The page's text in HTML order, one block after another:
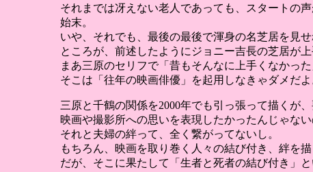
それまでは冴えない老人であっても、スタートの
始末。
いや、それでも、最後の最後で渾身の名芝居を見
ところが、前述したようにジョニー吉長の芝居が
まあ三原のセリフで「昔もそんなに上手くなかっ
そこは「往年の映画俳優」を起用しなきゃダメだよ
三原と千鶴の関係を2000年でも引っ張って描くが、
映画や撮影所への思いを表現したかったんじゃない
それと夫婦の絆って、全く繋がってないし。
もちろん、映画を取り巻く人々の結び付き、絆を
だが、そこに果たして「生者と死者の結び付き」